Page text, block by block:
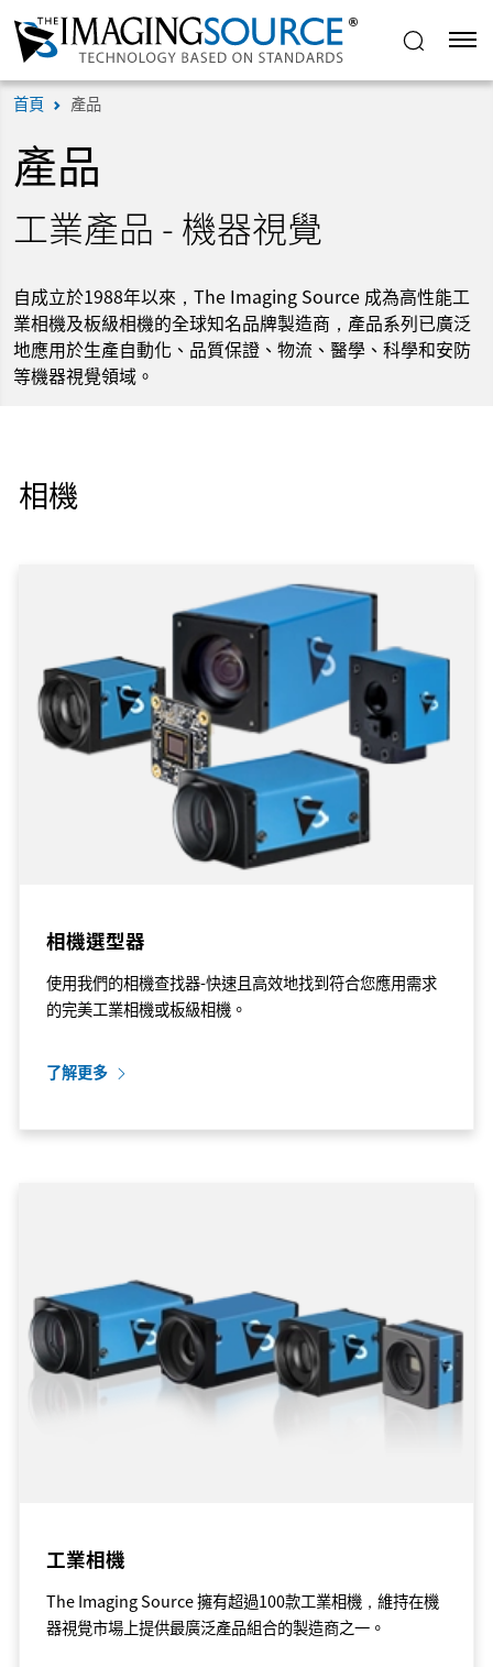
首頁 產品
產品
工業產品 - 機器視覺
自成立於1988年以來，The Imaging Source 成為高性能工
業相機及板級相機的全球知名品牌製造商，產品系列已廣泛
地應用於生產自動化、品質保證、物流、醫學、科學和安防
等機器視覺領域。
相機
相機選型器
使用我們的相機查找器-快速且高效地找到符合您應用需求
的完美工業相機或板級相機。
了解更多
工業相機
The Imaging Source 擁有超過100款工業相機，維持在機
器視覺市場上提供最廣泛產品組合的製造商之一。